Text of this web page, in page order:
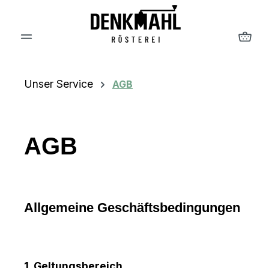
Zum Hauptinhalt springen
Unser Service AGB
AGB
Allgemeine Geschäftsbedingungen